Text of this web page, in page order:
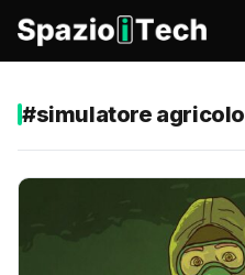
#simulatore agricolo